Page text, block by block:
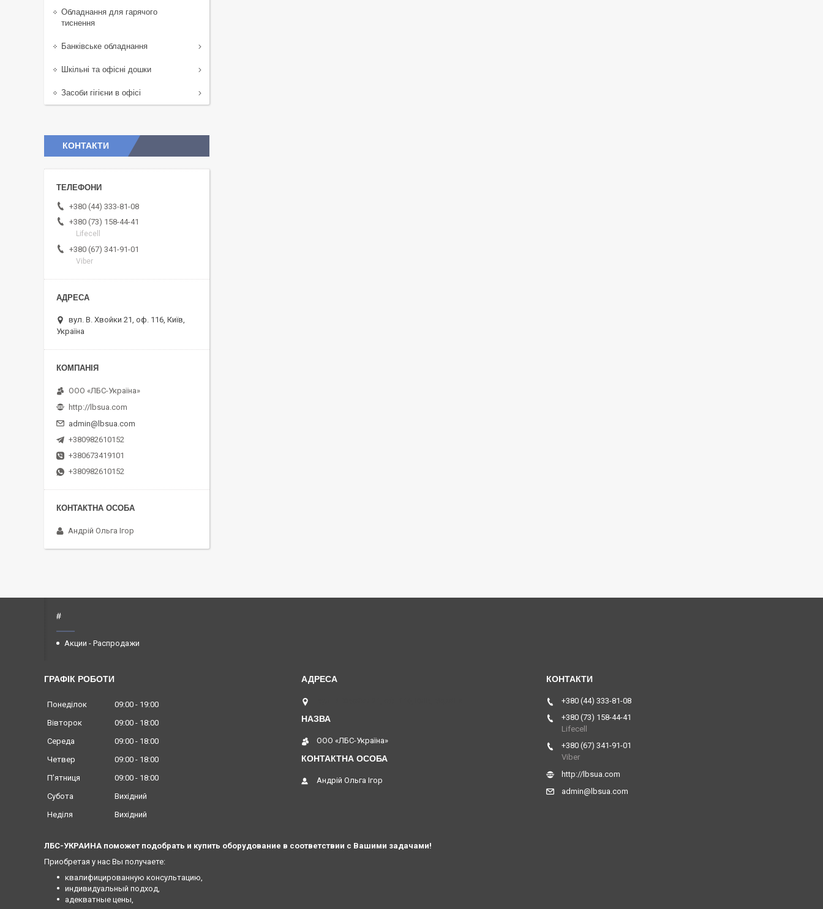
Обладнання для гарячого
тиснення
Банківське обладнання
Шкільні та офісні дошки
Засоби гігієни в офісі
КОНТАКТИ
+380 (44) 333-81-08
+380 (73) 158-44-41
Lifecell
+380 (67) 341-91-01
Viber
вул. В. Хвойки 21, оф. 116, Київ,
Україна
ООО «ЛБС-Україна»
http://lbsua.com
admin@lbsua.com
+380982610152
+380673419101
+380982610152
Андрій Ольга Ігор
#
Акции - Распродажи
ГРАФІК РОБОТИ
Понеділок 09:00
19:00
Вівторок
09:00
18:00
Середа
09:00
18:00
Четвер
09:00
18:00
Пʼятниця
09:00
18:00
Субота
Вихідний
Неділя
Вихідний
ООО «ЛБС-Україна»
Андрій Ольга Ігор
+380 (44) 333-81-08
+380 (73) 158-44-41
Lifecell
+380 (67) 341-91-01
Viber
http://lbsua.com
admin@lbsua.com
ЛБС-УКРАИНА поможет подобрать и купить оборудование в соответствии с Вашими задачами!
Приобретая у нас Вы получаете:
квалифицированную консультацию,
индивидуальный подход,
адекватные цены,